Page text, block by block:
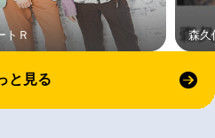
トＲ 森久
と見る